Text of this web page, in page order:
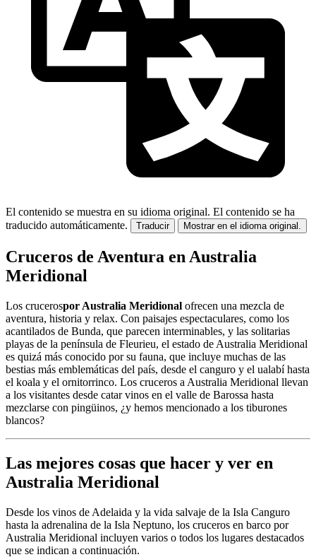
El contenido se muestra en su idioma original. El contenido se ha
traducido automáticamente.
Traducir Mostrar en el idioma original.
Cruceros de Aventura en Australia
Meridional
Los crucerospor Australia Meridional ofrecen una mezcla de
aventura, historia y relax. Con paisajes espectaculares, como los
acantilados de Bunda, que parecen interminables, y las solitarias
playas de la península de Fleurieu, el estado de Australia Meridional
es quizá más conocido por su fauna, que incluye muchas de las
bestias más emblemáticas del país, desde el canguro y el ualabí hasta
el koala y el ornitorrinco. Los cruceros a Australia Meridional llevan
a los visitantes desde catar vinos en el valle de Barossa hasta
mezclarse con pingüinos, ¿y hemos mencionado a los tiburones
blancos?
Las mejores cosas que hacer y ver en
Australia Meridional
Desde los vinos de Adelaida y la vida salvaje de la Isla Canguro
hasta la adrenalina de la Isla Neptuno, los cruceros en barco por
Australia Meridional incluyen varios o todos los lugares destacados
que se indican a continuación.